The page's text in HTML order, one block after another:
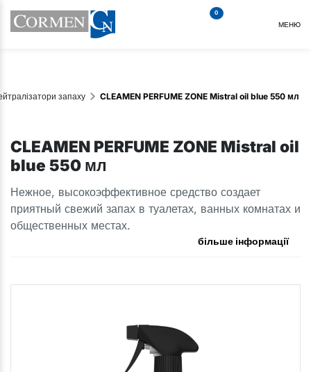
0
МЕНЮ
запаху CLEAMEN PERFUME ZONE Mistral oil blue 550 мл
CLEAMEN PERFUME ZONE Mistral oil
blue 550 мл
Нежное, высокоэффективное средство создает
приятный свежий запах в туалетах, ванных комнатах и
общественных местах.
більше інформації